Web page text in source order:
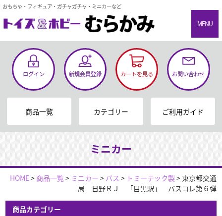
おもちゃ・フィギュア・ガチャガチャ・ミニカーなど
MENU
ログイン 新規会員登録 カートを見る お問い合わせ
商品一覧 カテゴリー ご利用ガイド
ミニカー
HOME> 商品一覧> ミニカー > バス > トミーテック製> 東京都交通
局 日野ＲＪ 「目黒駅」 バスコレ第６弾
商品カテゴリー